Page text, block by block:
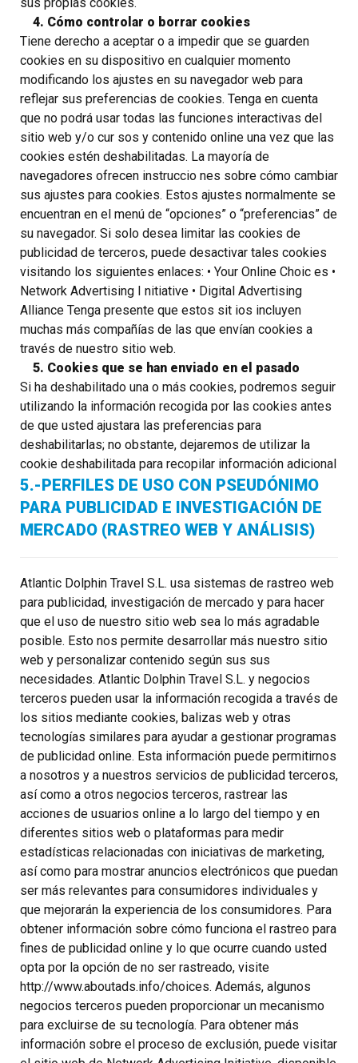
4. Cómo controlar o borrar cookies
Tiene derecho a aceptar o a impedir que se guarden
cookies en su dispositivo en cualquier momento
modificando los ajustes en su navegador web para
reflejar sus preferencias de cookies. Tenga en cuenta
que no podrá usar todas las funciones interactivas del
sitio web y/o cur sos y contenido online una vez que las
cookies estén deshabilitadas. La mayoría de
navegadores ofrecen instruccio nes sobre cómo cambiar
sus ajustes para cookies. Estos ajustes normalmente se
encuentran en el menú de “opciones” o “preferencias” de
su navegador. Si solo desea limitar las cookies de
publicidad de terceros, puede desactivar tales cookies
visitando los siguientes enlaces: • Your Online Choic es •
Network Advertising I nitiative • Digital Advertising
Alliance Tenga presente que estos sit ios incluyen
muchas más compañías de las que envían cookies a
través de nuestro sitio web.
5. Cookies que se han enviado en el pasado
Si ha deshabilitado una o más cookies, podremos seguir
utilizando la información recogida por las cookies antes
de que usted ajustara las preferencias para
deshabilitarlas; no obstante, dejaremos de utilizar la
cookie deshabilitada para recopilar información adicional
5.-PERFILES DE USO CON PSEUDÓNIMO
PARA PUBLICIDAD E INVESTIGACIÓN DE
MERCADO (RASTREO WEB Y ANÁLISIS)
Atlantic Dolphin Travel S.L. usa sistemas de rastreo web
para publicidad, investigación de mercado y para hacer
que el uso de nuestro sitio web sea lo más agradable
posible. Esto nos permite desarrollar más nuestro sitio
web y personalizar contenido según sus sus
necesidades. Atlantic Dolphin Travel S.L. y negocios
terceros pueden usar la información recogida a través de
los sitios mediante cookies, balizas web y otras
tecnologías similares para ayudar a gestionar programas
de publicidad online. Esta información puede permitirnos
a nosotros y a nuestros servicios de publicidad terceros,
así como a otros negocios terceros, rastrear las
acciones de usuarios online a lo largo del tiempo y en
diferentes sitios web o plataformas para medir
estadísticas relacionadas con iniciativas de marketing,
así como para mostrar anuncios electrónicos que puedan
ser más relevantes para consumidores individuales y
que mejorarán la experiencia de los consumidores. Para
obtener información sobre cómo funciona el rastreo para
fines de publicidad online y lo que ocurre cuando usted
opta por la opción de no ser rastreado, visite
http://www.aboutads.info/choices. Además, algunos
negocios terceros pueden proporcionar un mecanismo
para excluirse de su tecnología. Para obtener más
información sobre el proceso de exclusión, puede visitar